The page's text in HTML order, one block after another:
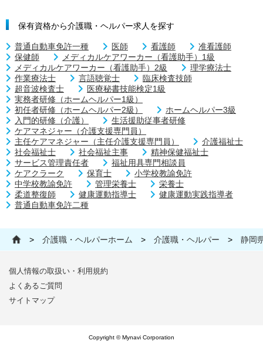
保有資格から介護職・ヘルパー求人を探す
普通自動車免許一種 医師 看護師
准看護師
保健師
メディカルケアワーカー（看護助手）1級
メディカルケアワーカー（看護助手）2級
理学療法士
作業療法士
言語聴覚士
臨床検査技師
超音波検査士
医療秘書技能検定1級
実務者研修（ホームヘルパー1級）
初任者研修（ホームヘルパー2級）
ホームヘルパー3級
入門的研修（介護）
生活援助従事者研修
ケアマネジャー（介護支援専門員）
主任ケアマネジャー（主任介護支援専門員）
介護福祉士
社会福祉士
社会福祉主事
精神保健福祉士
サービス管理責任者
福祉用具専門相談員
ケアクラーク
保育士
小学校教諭免許
中学校教諭免許
管理栄養士
栄養士
柔道整復師
健康運動指導士
健康運動実践指導者
普通自動車免許二種
> 介護職・ヘルパーホーム > 介護職・ヘルパー > 静岡
個人情報の取扱い・利用規約
よくあるご質問
サイトマップ
Copyright © Mynavi Corporation